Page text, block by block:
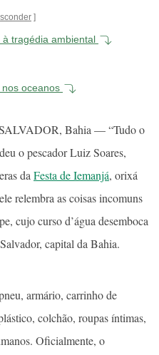
tragédia ambiental
oceanos
Bahia — “Tudo o
o pescador Luiz Soares,
da Festa de Iemanjá, orixá
relembra as coisas incomuns
cujo curso d’água desemboca
capital da Bahia.
armário, carrinho de
colchão, roupas íntimas,
Oficialmente, o